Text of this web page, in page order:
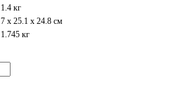
1.4 кг
7 х 25.1 х 24.8 см
1.745 кг